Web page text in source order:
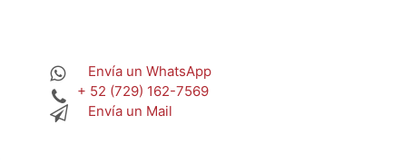
Envía un WhatsApp
+ 52 (729) 162-7569
Envía un Mail